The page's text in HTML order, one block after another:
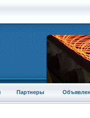
Партнеры